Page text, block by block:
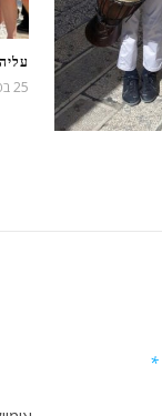
25 בפברואר 2024
*